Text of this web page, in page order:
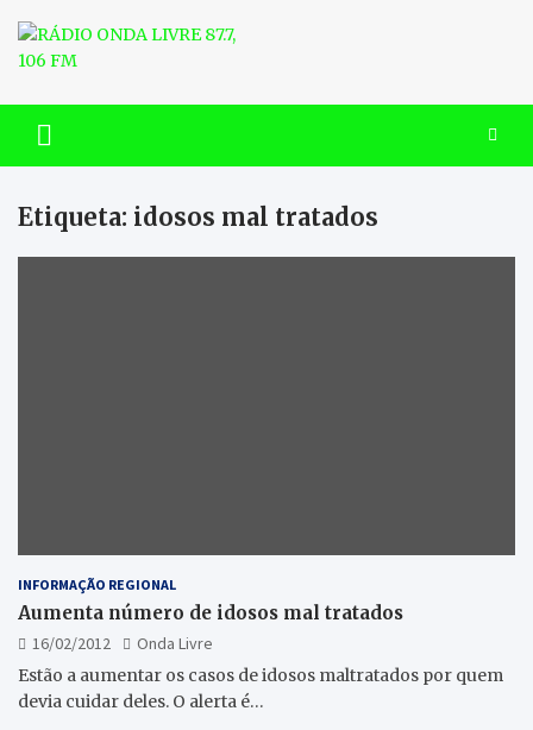
content
RÁDIO ONDA LIVRE 87.7, 106
FM
Etiqueta: idosos mal tratados
INFORMAÇÃO REGIONAL
Aumenta número de idosos mal tratados
16/02/2012
Onda Livre
Estão a aumentar os casos de idosos maltratados por quem
devia cuidar deles. O alerta é…